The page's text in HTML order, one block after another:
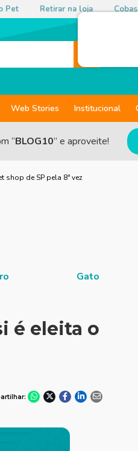
Pet Retirar na loja
Web Stories Institucional
“BLOG10” e aproveite!
shop de SP pela 8ª vez
Gato
é eleita o